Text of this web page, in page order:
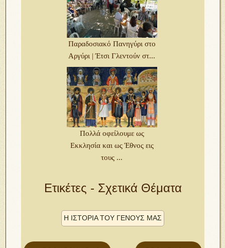
Παραδοσιακό Πανηγύρι στο
Αργύρι | Έτσι Γλεντούν στ...
Πολλά οφείλουμε ως
Εκκλησία και ως Έθνος εις
τους ...
Ετικέτες - Σχετικά Θέματα
Η ΙΣΤΟΡΙΑ ΤΟΥ ΓΕΝΟΥΣ ΜΑΣ